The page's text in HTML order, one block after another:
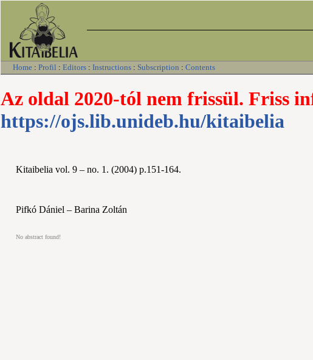
Home : Profil : Editors : Instructions : Subscription : Contents
Az oldal 2020-tól nem frissül. Friss
https://ojs.lib.unideb.hu/kitaibelia
Kitaibelia vol. 9 – no. 1. (2004) p.151-164.
Pifkó Dániel – Barina Zoltán
No abstract found!